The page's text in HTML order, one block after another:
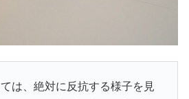
は、絶対に反抗する様子を見